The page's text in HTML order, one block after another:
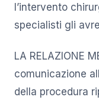
l’intervento
specialisti gli
LA RELAZIONE
comunicazione
della procedura